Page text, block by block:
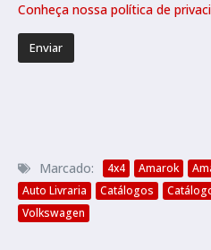
Conheça nossa política de
Marcado: 4x4 Amarok
Auto Livraria
Catálogos
Volkswagen